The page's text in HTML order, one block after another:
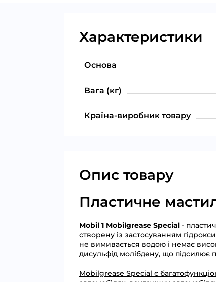
Характеристики
Основа
Вага (кг)
Країна-виробник товару
Опис товару
Пластичне
Mobil 1 Mobilgrease Special -
створену із застосуванням
не вимивається водою і немає
дисульфід молібдену, що підсилює
Mobilgrease Special є